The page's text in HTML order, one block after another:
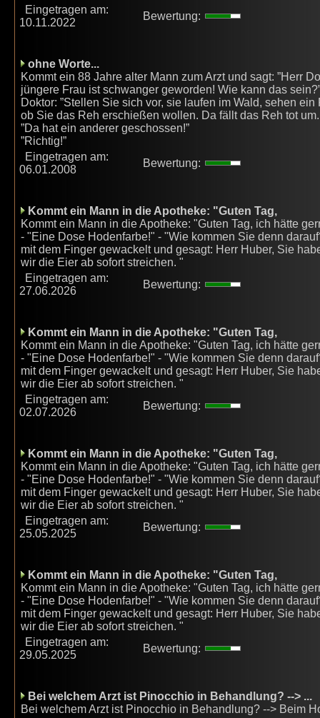
Eingetragen am:
10.11.2022
Bewertung:
ohne Worte...
Kommt ein 88 Jahre alter Mann zum Arzt und sagt: ”Herr
jüngere Frau ist schwanger geworden! Wie kann das
Doktor: ”Stellen Sie sich vor, sie laufen im Wald, sehen
ob Sie das Reh erschießen wollen. Da fällt das Reh tot
”Da hat ein anderer geschossen!”
”Richtig!”
Eingetragen am:
06.01.2008
Bewertung:
Kommt ein Mann in die Apotheke: "Guten Tag,
Kommt ein Mann in die Apotheke: "Guten Tag, ich hätte
- "Eine Dose Hodenfarbe!" - "Wie kommen Sie denn
mit dem Finger gewackelt und gesagt: Herr Huber, Sie
wir die Eier ab sofort streichen. "
Eingetragen am:
27.06.2026
Bewertung:
Kommt ein Mann in die Apotheke: "Guten Tag,
Kommt ein Mann in die Apotheke: "Guten Tag, ich hätte
- "Eine Dose Hodenfarbe!" - "Wie kommen Sie denn
mit dem Finger gewackelt und gesagt: Herr Huber, Sie
wir die Eier ab sofort streichen. "
Eingetragen am:
02.07.2026
Bewertung:
Kommt ein Mann in die Apotheke: "Guten Tag,
Kommt ein Mann in die Apotheke: "Guten Tag, ich hätte
- "Eine Dose Hodenfarbe!" - "Wie kommen Sie denn
mit dem Finger gewackelt und gesagt: Herr Huber, Sie
wir die Eier ab sofort streichen. "
Eingetragen am:
25.05.2025
Bewertung:
Kommt ein Mann in die Apotheke: "Guten Tag,
Kommt ein Mann in die Apotheke: "Guten Tag, ich hätte
- "Eine Dose Hodenfarbe!" - "Wie kommen Sie denn
mit dem Finger gewackelt und gesagt: Herr Huber, Sie
wir die Eier ab sofort streichen. "
Eingetragen am:
29.05.2025
Bewertung:
Bei welchem Arzt ist Pinocchio in Behandlung? --> ...
Bei welchem Arzt ist Pinocchio in Behandlung? --> Beim